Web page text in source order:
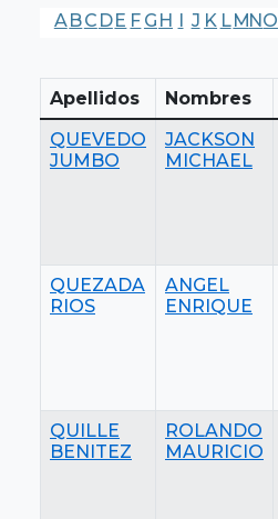
A BC DE F G H I J K LMNO
Apellidos Nombres
QUEVEDO
JUMBO
JACKSON
MICHAEL
QUEZADA
RIOS
ANGEL
ENRIQUE
QUILLE
BENITEZ
ROLANDO
MAURICIO